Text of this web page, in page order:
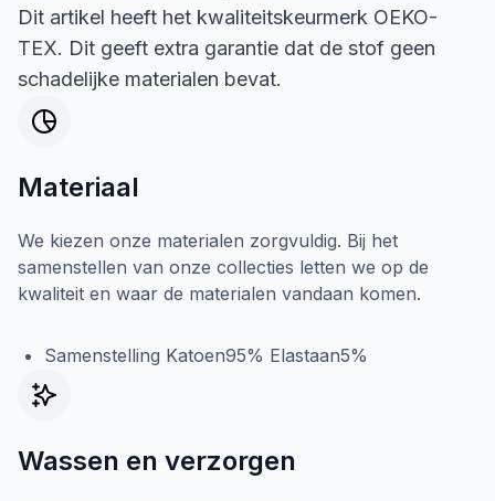
Dit artikel heeft het kwaliteitskeurmerk OEKO-
TEX. Dit geeft extra garantie dat de stof geen
schadelijke materialen bevat.
Materiaal
We kiezen onze materialen zorgvuldig. Bij het
samenstellen van onze collecties letten we op de
kwaliteit en waar de materialen vandaan komen.
Samenstelling Katoen95% Elastaan5%
Wassen en verzorgen